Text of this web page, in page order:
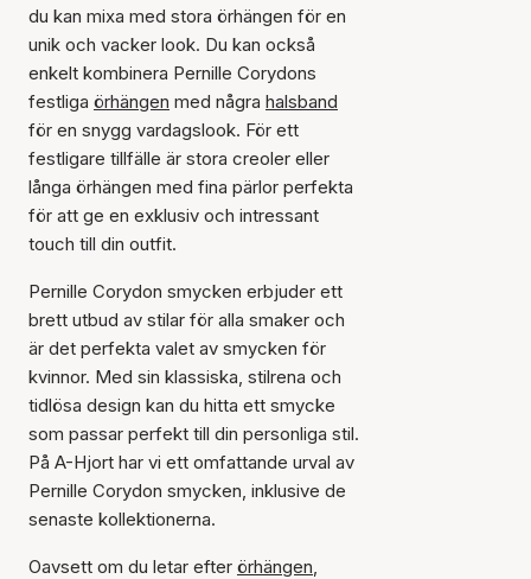
du kan mixa med stora örhängen för en
unik och vacker look. Du kan också
enkelt kombinera Pernille Corydons
festliga örhängen med några halsband
för en snygg vardagslook. För ett
festligare tillfälle är stora creoler eller
långa örhängen med fina pärlor perfekta
för att ge en exklusiv och intressant
touch till din outfit.
Pernille Corydon smycken erbjuder ett
brett utbud av stilar för alla smaker och
är det perfekta valet av smycken för
kvinnor. Med sin klassiska, stilrena och
tidlösa design kan du hitta ett smycke
som passar perfekt till din personliga stil.
På A-Hjort har vi ett omfattande urval av
Pernille Corydon smycken, inklusive de
senaste kollektionerna.
Oavsett om du letar efter örhängen,